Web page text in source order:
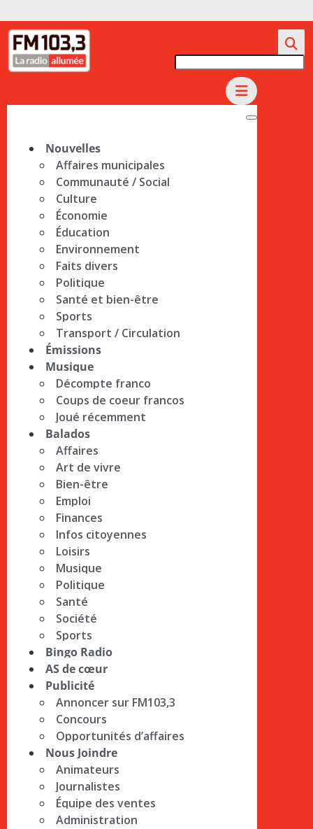
Nouvelles
Affaires municipales
Communauté / Social
Culture
Économie
Éducation
Environnement
Faits divers
Politique
Santé et bien-être
Sports
Transport / Circulation
Émissions
Musique
Décompte franco
Coups de coeur francos
Joué récemment
Balados
Affaires
Art de vivre
Bien-être
Emploi
Finances
Infos citoyennes
Loisirs
Musique
Politique
Santé
Société
Sports
Bingo Radio
AS de cœur
Publicité
Annoncer sur FM103,3
Concours
Opportunités d’affaires
Nous Joindre
Animateurs
Journalistes
Équipe des ventes
Administration